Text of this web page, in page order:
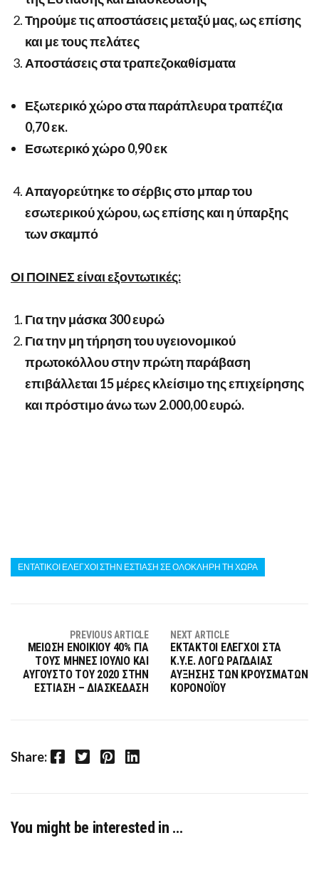
Τηρούμε τις αποστάσεις μεταξύ μας, ως επίσης
και με τους πελάτες
Αποστάσεις στα τραπεζοκαθίσματα
Εξωτερικό χώρο στα παράπλευρα τραπέζια
0,70 εκ.
Εσωτερικό χώρο 0,90 εκ
Απαγορεύτηκε το σέρβις στο μπαρ του
εσωτερικού χώρου, ως επίσης και η ύπαρξης
των σκαμπό
ΟΙ ΠΟΙΝΕΣ είναι εξοντωτικές:
Για την μάσκα 300 ευρώ
Για την μη τήρηση του υγειονομικού
πρωτοκόλλου στην πρώτη παράβαση
επιβάλλεται 15 μέρες κλείσιμο της επιχείρησης
και πρόστιμο άνω των 2.000,00 ευρώ.
ΕΝΤΑΤΙΚΟΙ ΕΛΕΓΧΟΙ ΣΤΗΝ ΕΣΤΙΑΣΗ ΣΕ ΟΛΟΚΛΗΡΗ ΤΗ ΧΩΡΑ
PREVIOUS ARTICLE
ΜΕΙΩΣΗ ΕΝΟΙΚΙΟΥ 40% ΓΙΑ
ΤΟΥΣ ΜΗΝΕΣ ΙΟΥΛΙΟ ΚΑΙ
ΑΥΓΟΥΣΤΟ ΤΟΥ 2020 ΣΤΗΝ
ΕΣΤΙΑΣΗ – ΔΙΑΣΚΕΔΑΣΗ
NEXT ARTICLE
ΕΚΤΑΚΤΟΙ ΕΛΕΓΧΟΙ ΣΤΑ
Κ.Υ.Ε. ΛΟΓΩ ΡΑΓΔΑΙΑΣ
ΑΥΞΗΣΗΣ ΤΩΝ ΚΡΟΥΣΜΑΤΩΝ
ΚΟΡΟΝΟΪΟΥ
Share: Facebook Twitter Pinterest LinkedIn
You might be interested in …